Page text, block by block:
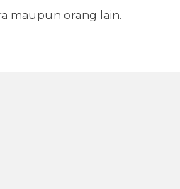
maupun orang lain.